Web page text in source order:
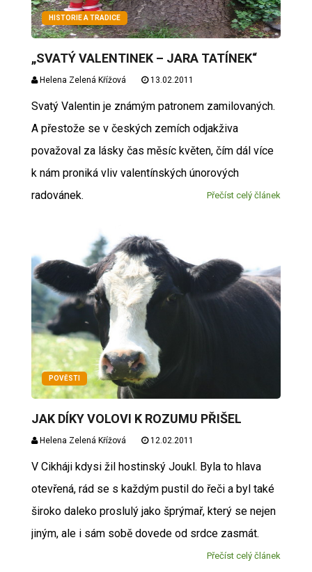
HISTORIE A TRADICE
„SVATÝ VALENTINEK – JARA TATÍNEK“
Helena Zelená Křížová 13.02.2011
Svatý Valentin je známým patronem zamilovaných.
A přestože se v českých zemích odjakživa
považoval za lásky čas měsíc květen, čím dál více
k nám proniká vliv valentínských únorových
radovánek.
Přečíst celý článek
POVĚSTI
JAK DÍKY VOLOVI K ROZUMU PŘIŠEL
Helena Zelená Křížová 12.02.2011
V Cikháji kdysi žil hostinský Joukl. Byla to hlava
otevřená, rád se s každým pustil do řeči a byl také
široko daleko proslulý jako šprýmař, který se nejen
jiným, ale i sám sobě dovede od srdce zasmát.
Přečíst celý článek